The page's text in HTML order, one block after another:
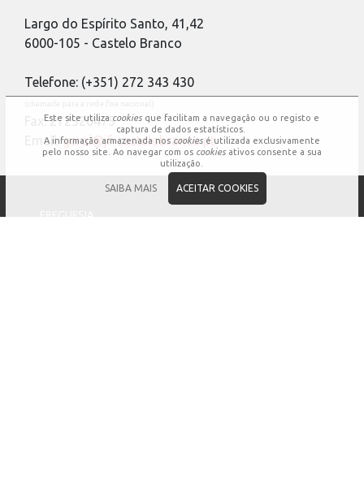
Este site utiliza cookies que facilitam a navegação ou o registo e
captura de dados estatísticos.
A informação armazenada nos cookiesé utilizada exclusivamente
pelo nosso site. Ao navegar com os cookiesativos consente a sua
utilização.
SAIBA MAIS ACEITAR COOKIES
Largo do Espírito Santo, 41,42
6000-105 - Castelo Branco
Telefone: (+351) 272 343 430
Fax: 272320475
Email: geral@jf-castelobranco.pt